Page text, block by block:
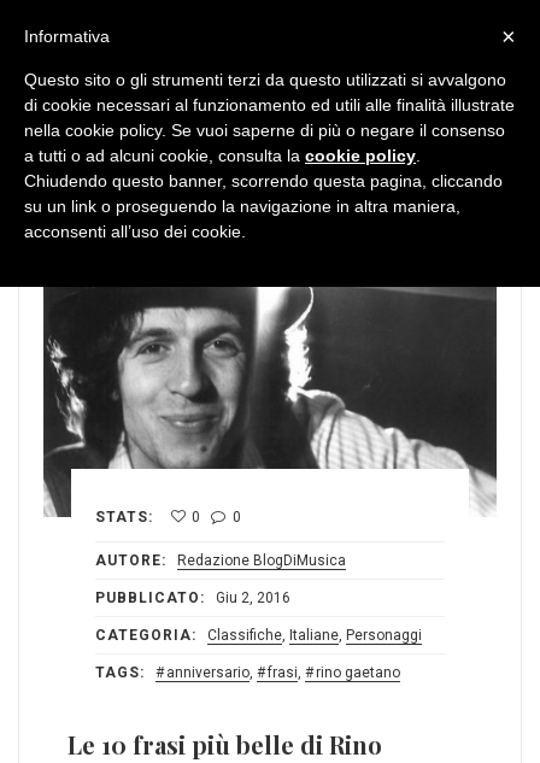
STATS: 0 0
AUTORE: Redazione BlogDiMusica
PUBBLICATO: Giu 2, 2016
CATEGORIA: Classifiche, Italiane, Personaggi
TAGS: anniversario, frasi, rino gaetano
Le 10 frasi più belle di Rino
×
Informativa
Questo sito o gli strumenti terzi da questo utilizzati si avvalgono
di cookie necessari al funzionamento ed utili alle finalità illustrate
nella cookie policy. Se vuoi saperne di più o negare il consenso
a tutti o ad alcuni cookie, consulta la cookie policy
Chiudendo questo banner, scorrendo questa pagina, cliccando
su un link o proseguendo la navigazione in altra maniera,
acconsenti all’uso dei cookie.